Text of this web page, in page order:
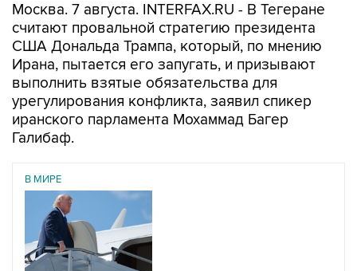
Москва. 7 августа. INTERFAX.RU - В Тегеране
считают провальной стратегию президента
США Дональда Трампа, который, по мнению
Ирана, пытается его запугать, и призывают
выполнить взятые обязательства для
урегулирования конфликта, заявил спикер
иранского парламента Мохаммад Багер
Галибаф.
В МИРЕ